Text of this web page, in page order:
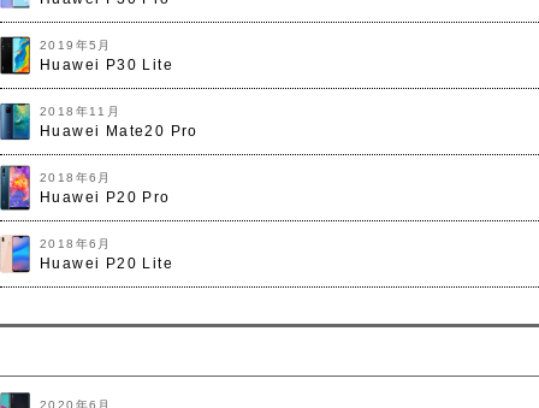
2019年5月
Huawei P30 Lite
2018年11月
Huawei Mate20 Pro
2018年6月
Huawei P20 Pro
2018年6月
Huawei P20 Lite
2020年6月